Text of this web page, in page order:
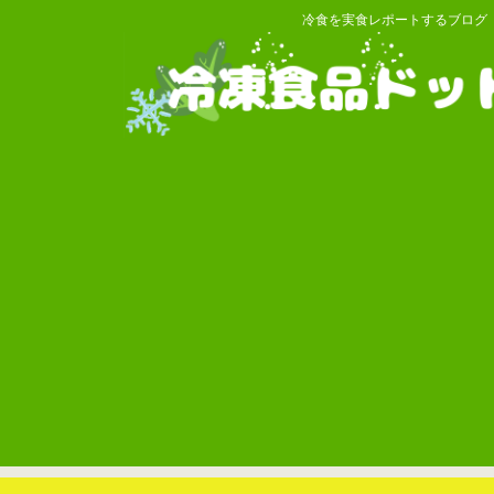
冷食を実食レポートするブログ